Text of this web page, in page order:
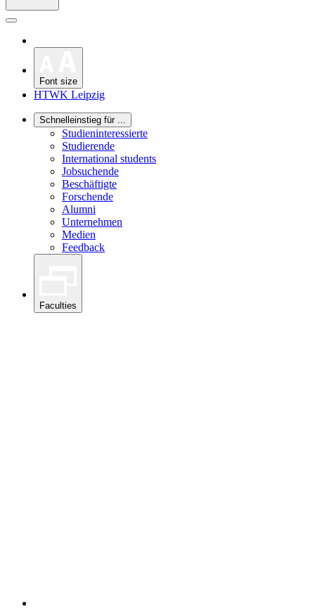
Font size
HTWK Leipzig
Schnelleinstieg für ...
Studieninteressierte
Studierende
International students
Jobsuchende
Beschäftigte
Forschende
Alumni
Unternehmen
Medien
Feedback
Faculties